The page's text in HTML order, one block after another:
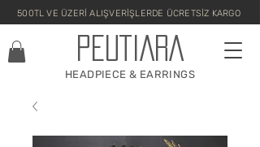
500TL VE ÜZERİ ALIŞVERİŞLERDE ÜCRETSİZ KARGO
PEUTIARA
HEADPIECE & EARRINGS